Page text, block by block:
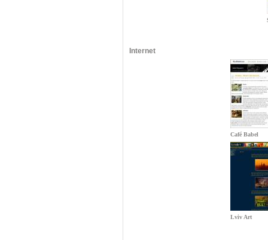
Internet
Café Babel
Lviv Art